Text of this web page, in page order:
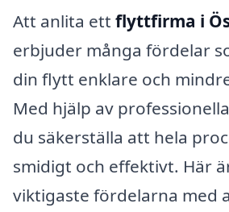
Att anlita ett flyttfirma i
erbjuder många fördelar
din flytt enklare och
Med hjälp av
du säkerställa att hela
smidigt och effektivt. Här
viktigaste fördelarna med